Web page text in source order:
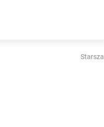
Starsza